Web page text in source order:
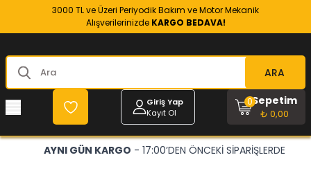
3000 TL ve Üzeri Periyodik Bakım ve Motor Mekanik
Alışverilerinizde KARGO BEDAVA!
ARA
Giriş Yap
Kayıt Ol
Sepetim
₺ 0,00
0
AYNI GÜN KARGO - 17:00’DEN ÖNCEKİ SİPARİŞLERDE